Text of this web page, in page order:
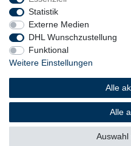
Widerrufs­recht
Daten­schutz­erklärung
Statistik
Externe Medien
DHL Wunschzustellung
Funktional
Weitere Einstellungen
Alle
Alle
Auswahl